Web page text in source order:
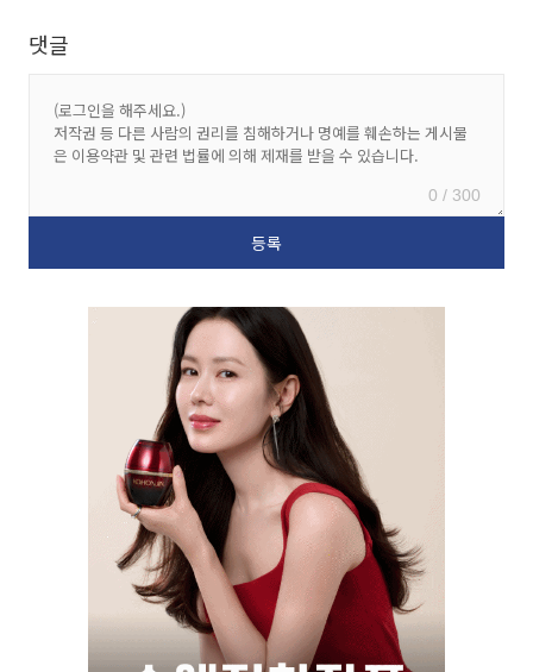
댓글
0 / 300